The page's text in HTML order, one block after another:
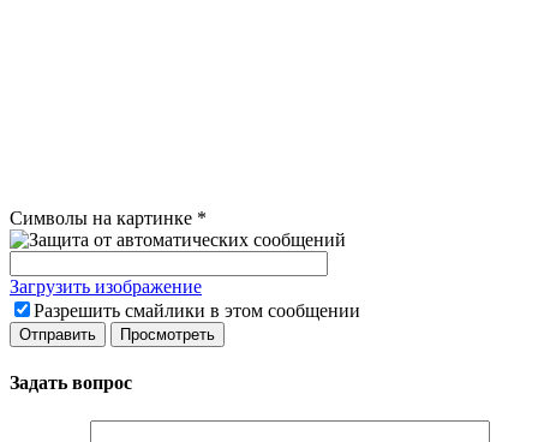
Символы на картинке *
Загрузить изображение
Разрешить смайлики в этом сообщении
Задать вопрос